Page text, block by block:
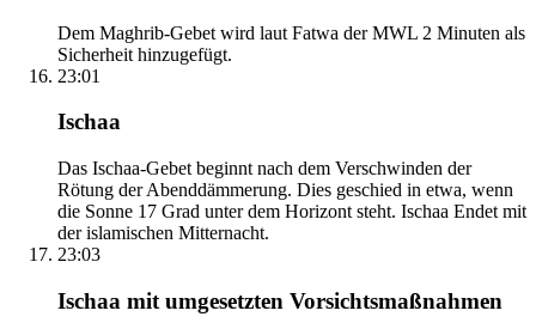
Dem Maghrib-Gebet wird laut Fatwa der MWL 2 Minuten als
Sicherheit hinzugefügt.
23:01
Ischaa
Das Ischaa-Gebet beginnt nach dem Verschwinden der
Rötung der Abenddämmerung. Dies geschied in etwa, wenn
die Sonne 17 Grad unter dem Horizont steht. Ischaa Endet mit
der islamischen Mitternacht.
23:03
Ischaa mit umgesetzten Vorsichtsmaßnahmen